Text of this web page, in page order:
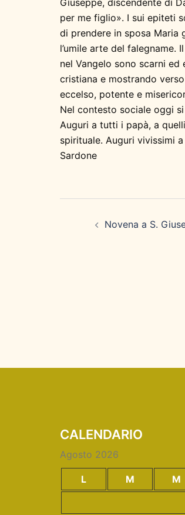
Giuseppe, discendente di
per me figlio». I sui epiteti
di prendere in sposa Maria
l’umile arte del
nel Vangelo sono scarni
cristiana e mostrando
eccelso, potente e
Nel contesto sociale oggi
Auguri a tutti i papà, a
spirituale. Auguri vivissimi
Sardone
articoloNovena a S.
CALENDARIO
Agosto 2026
L M M